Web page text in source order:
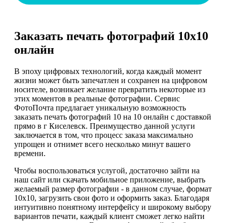
Заказать печать фотографий 10х10
онлайн
В эпоху цифровых технологий, когда каждый момент
жизни может быть запечатлен и сохранен на цифровом
носителе, возникает желание превратить некоторые из
этих моментов в реальные фотографии. Сервис
ФотоПочта предлагает уникальную возможность
заказать печать фотографий 10 на 10 онлайн с доставкой
прямо в г Киселевск. Преимущество данной услуги
заключается в том, что процесс заказа максимально
упрощен и отнимет всего несколько минут вашего
времени.
Чтобы воспользоваться услугой, достаточно зайти на
наш сайт или скачать мобильное приложение, выбрать
желаемый размер фотографии - в данном случае, формат
10х10, загрузить свои фото и оформить заказ. Благодаря
интуитивно понятному интерфейсу и широкому выбору
вариантов печати, каждый клиент сможет легко найти